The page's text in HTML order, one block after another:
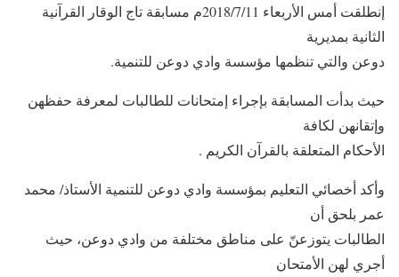
إنطلقت أمس الأربعاء 2018/7/11م مسابقة تاج الوقار القرآنية
الثانية بمديرية
دوعن والتي تنظمها مؤسسة وادي دوعن للتنمية.
حيث بدأت المسابقة بإجراء إمتحانات للطالبات لمعرفة حفظهن
وإتقانهن لكافة
الأحكام المتعلقة بالقرآن الكريم .
وأكد أخصائي التعليم بمؤسسة وادي دوعن للتنمية الأستاذ/ محمد
عمر بلحق أن
الطالبات يتوزعنّ على مناطق مختلفة من وادي دوعن، حيث
أجري لهن الأمتحان